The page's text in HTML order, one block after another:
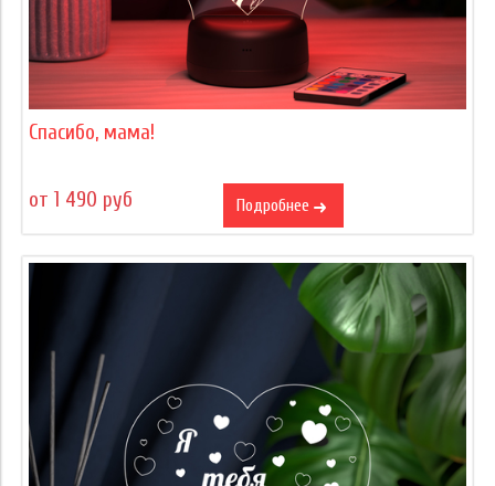
Спасибо, мама!
от 1 490 руб Подробнее